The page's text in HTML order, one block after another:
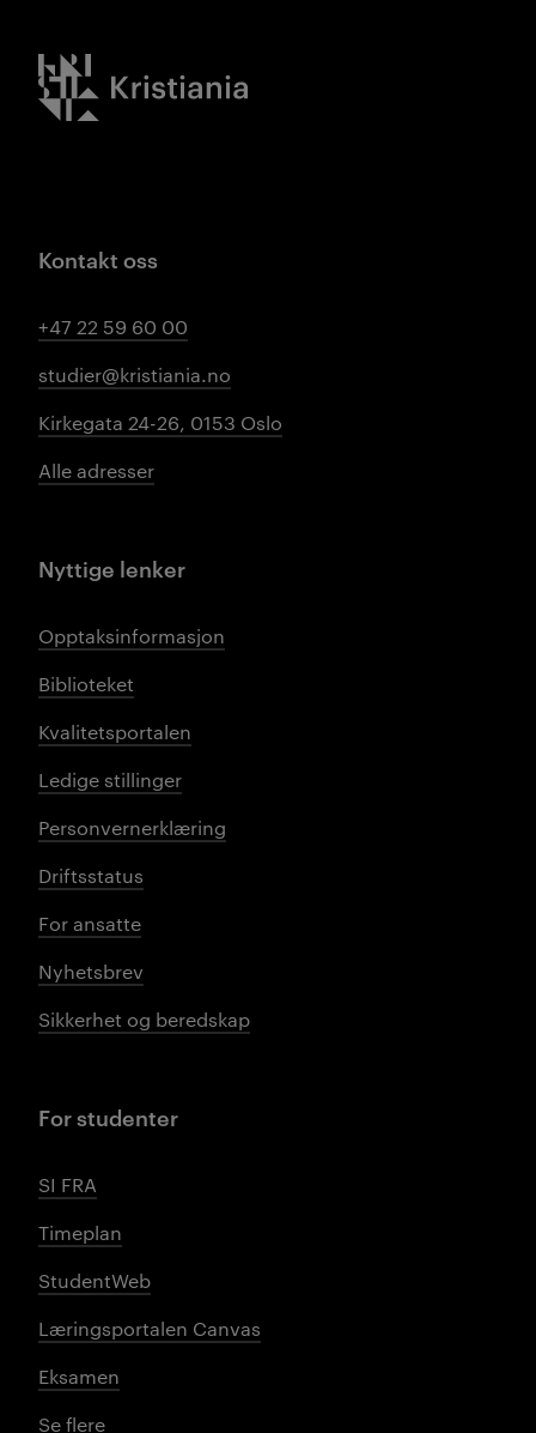
Kristiania logo
Kontakt oss
+47 22 59 60 00
studier@kristiania.no
Kirkegata 24-26, 0153 Oslo
Alle adresser
Nyttige lenker
Opptaksinformasjon
Biblioteket
Kvalitetsportalen
Ledige stillinger
Personvernerklæring
Driftsstatus
For ansatte
Nyhetsbrev
Sikkerhet og beredskap
For studenter
SI FRA
Timeplan
StudentWeb
Læringsportalen Canvas
Eksamen
Se flere